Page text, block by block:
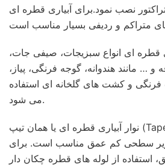
تراکتور نصب نمود.برای آبیاری قطره ای
قطره ای انواع سبزیجات، صیفی جات،
و … مانند هندوانه، گوجه فرنگی، پیاز،
و کشت های گلخانه ای استفاده
می شود.
نوار آبیاری قطره ای یا همان تیپ (Tape) مناسب آبیاری قطره
سطحی کم عمق مناسب است. برای
استفاده از لوله های قطره چکان دار